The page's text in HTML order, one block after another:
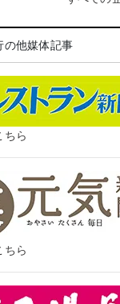
の他媒体記事
ちら
ちら